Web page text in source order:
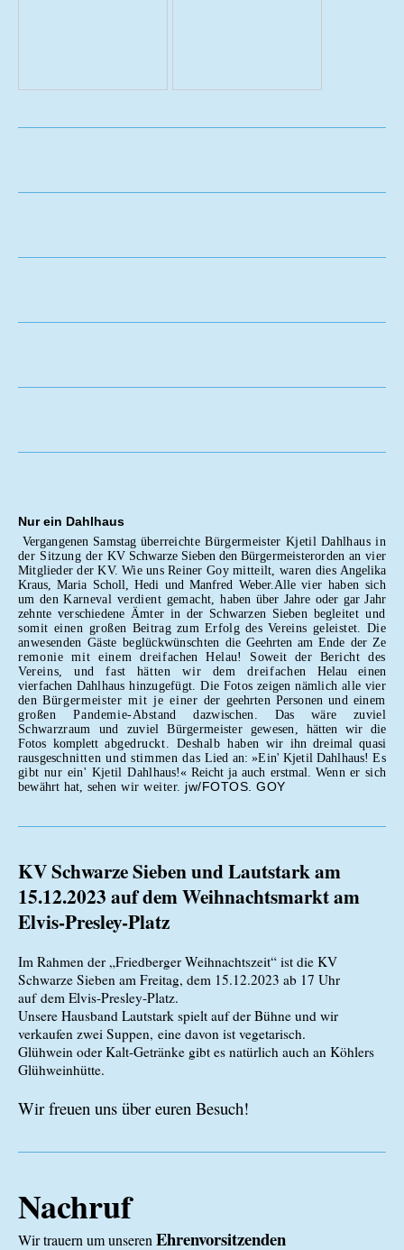
Nur ein Dahlhaus
Vergangenen Samstag über­reichte Bürgermeister Kjetil Dahlhaus in
der Sitzung der KV Schwarze Sieben den Bür­germeisterorden an vier
Mit­glieder der KV. Wie uns Rei­ner Goy mitteilt, waren dies Angelika
Kraus, Maria Scholl, Hedi und Manfred Weber.Allevier haben sich
um den Kar­neval verdient gemacht, ha­ben über Jahre oder gar Jahr­
zehnte verschiedene Ämter in der Schwarzen Sieben beglei­tet und
somit einen großen Beitrag zum Erfolg des Ver­eins geleistet. Die
anwesen­den Gäste beglückwünschten die Geehrten am Ende der Ze­
remonie mit einem dreifa­chen Helau! Soweit der Be­richt des
Vereins, und fast
hätten wir dem dreifachen
Helau einen
vierfachen Dahl­haus hinzugefügt. Die Fotos zeigen nämlich alle vier
den Bürgermeister mit je einer der geehrten Personen und ei­nem
großen Pandemie-Ab­stand dazwischen. Das wäre zuviel
Schwarzraum und zu­viel Bürgermeister gewesen,
hätten wir die
Fotos komplett abgedruckt. Deshalb haben wir ihn dreimal quasi
rausge­schnitten und stimmen das Lied an: »Ein' Kjetil Dahlhaus! Es
gibt nur ein' Kjetil Dahl­haus!« Reicht ja auch erstmal. Wenn er sich
bewährt hat, se­hen wir weiter. jw/FOTOS. GOY
KV Schwarze Sieben und Lautstark am
15.12.2023 auf dem Weihnachtsmarkt am
Elvis-Presley-Platz
Im Rahmen der „Friedberger Weihnachtszeit“ ist die KV
Schwarze Sieben am Freitag, dem 15.12.2023 ab 17 Uhr
auf dem Elvis-Presley-Platz.
Unsere Hausband Lautstark spielt auf der Bühne und wir
verkaufen zwei Suppen, eine davon ist vegetarisch.
Glühwein oder Kalt-Getränke gibt es natürlich auch an Köhlers
Glühweinhütte.
Wir freuen uns über euren Besuch!
Nachruf
Wir trauern um unserenEhrenvorsitzenden